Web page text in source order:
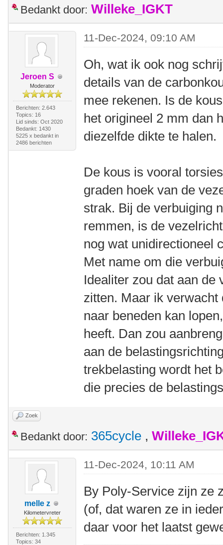
Bedankt door: Willeke_IGKT
Jeroen S
Moderator
Berichten: 2.643
Topics: 16
Lid sinds: Oct 2020
Bedankt: 1430
5225 x bedankt in
2486 berichten
11-Dec-2024, 09:10 AM
Oh, wat ik ook nog
details van de
mee rekenen. Is de
het origineel 2 mm dan
diezelfde dikte te halen.
De kous is vooral
graden hoek van de
strak. Bij de verbuiging
remmen, is de
nog wat unidirectioneel
Met name om die
Idealiter zou dat aan de
zitten. Maar ik
naar beneden kan
heeft. Dan zou
aan de
trekbelasting wordt het
die precies de
Zoek
Bedankt door: 365cycle ,
melle z
Kilometervreter
Berichten: 1.345
Topics: 34
11-Dec-2024, 10:11 AM
By Poly-Service zijn ze
(of, dat waren ze in
daar voor het laatst